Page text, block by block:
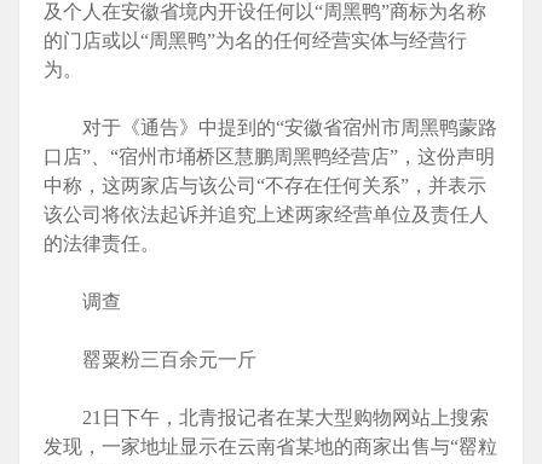
及个人在安徽省境内开设任何以“周黑鸭”商标为名称
的门店或以“周黑鸭”为名的任何经营实体与经营行
为。
对于《通告》中提到的“安徽省宿州市周黑鸭蒙路
口店”、“宿州市埇桥区慧鹏周黑鸭经营店”，这份声明
中称，这两家店与该公司“不存在任何关系”，并表示
该公司将依法起诉并追究上述两家经营单位及责任人
的法律责任。
调查
罂粟粉三百余元一斤
21日下午，北青报记者在某大型购物网站上搜索
发现，一家地址显示在云南省某地的商家出售与“罂粒